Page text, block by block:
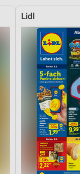
Lidl